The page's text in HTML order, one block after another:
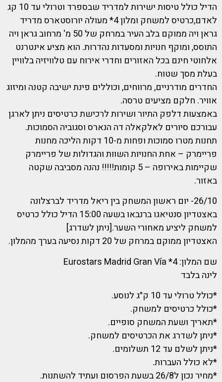
הדיל כולל טיסות ישירות למדריד שבספרד וטרולי עד 10 קג
לאדם,כרטיס למשחק ומלון 4* מעולה יורוסטארס מדריד
גראן ויה ממוקם בלב העיר במרחק של 50 מ' מרחוב גראן ויה
התוסס, ומוקף חנויות ומסעדות נהדרות. הוא מציע אינטרנט
אלחוטי חינם בכל האזורים וחדרי אירוח עם טלוויזיה בלוויין
בעלת מסך שטוח.
החדרים מודרניים, מרווחים, וכוללים פינת ישיבה קטנה ומיזוג
אוויר. חלקם מציעים טרסה.
באמצעות דלפק התיור ושירות לרכישת כרטיסים ניתן לארגן
עבורכם סיורים לאלקאלה דה הנארס וסגוביה הסמוכות.
תחנות מטרו סמוכות ופחות מ-10 דקות הליכה מחנות
פריימרק – אחת החנויות השוות והגדולות של פריימרק
שקיימות באירופה – 5 קומות!!!!! נהנה מסביבה שקטה
באזור.
26/10- יום ראשון המשחק בין ריאל מדריד לברצלונה
באצטדיון סנטיאגו ברנבאו בשעה 15:00 הדיל כולל כרטיס
למשחק ליציע מאחורי השער.[ניתן לשדרג]
האצטדיון ממוקם במרחק של 20 דקות נסיעה בערך מהמלון.
שם המלון: 4* Eurostars Madrid Gran Vía
לינה בלבד
*כולל טרולי עד 10 ק״ג לנוסע.
*כולל כרטיסים למשחק.
*תאריך ושעת המשחק סופיים.
*ניתן לשדרג את הכרטיסים למשחק.
*ניתן לשלם עד 12 תשלומים.
*לא כולל העברות.
*מחיר נכון ל26/8 בשעת הפרסום ועתיד להשתנות.